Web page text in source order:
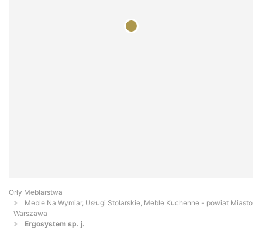
Orły Meblarstwa
Meble Na Wymiar, Usługi Stolarskie, Meble Kuchenne - powiat Miasto
Warszawa
Ergosystem sp. j.